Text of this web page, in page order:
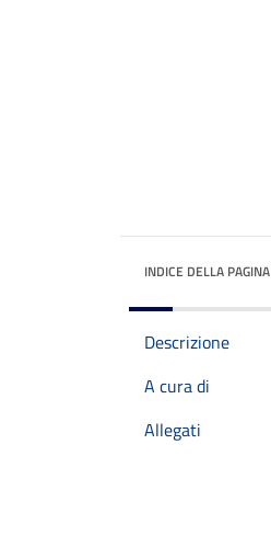
INDICE DELLA PAGINA
Descrizione
A cura di
Allegati